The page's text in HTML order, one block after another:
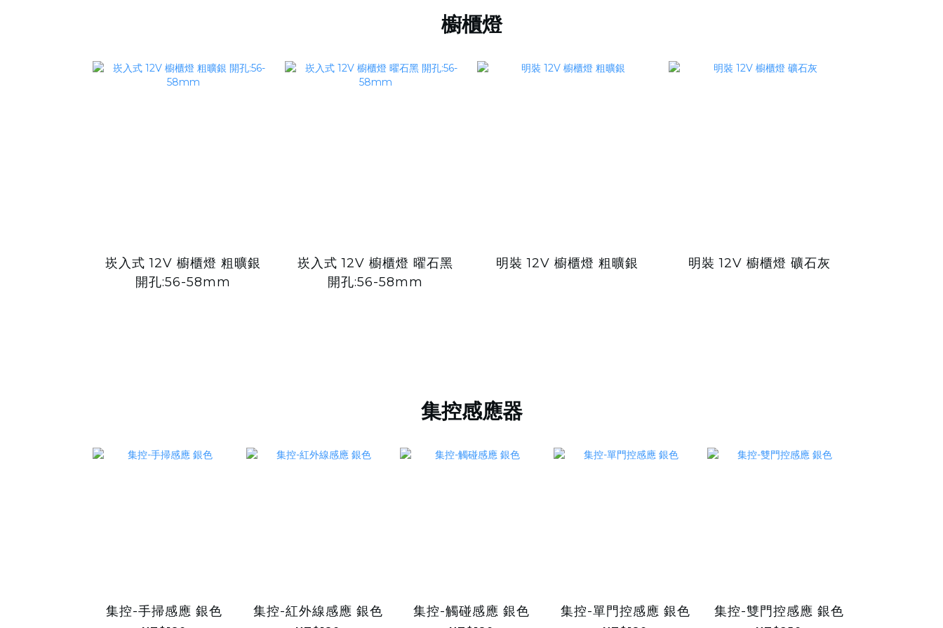
櫥櫃燈
崁入式 12V 櫥櫃燈 粗曠銀
開孔:56-58mm
崁入式 12V 櫥櫃燈 曜石黑
開孔:56-58mm
明裝 12V 櫥櫃燈 粗曠銀 明裝 12V 櫥櫃燈 礦石灰
集控感應器
集控-手掃感應 銀色 集控-紅外線感應 銀色 集控-觸碰感應 銀色 集控-單門控感應 銀色 集控-雙門控感應 銀色